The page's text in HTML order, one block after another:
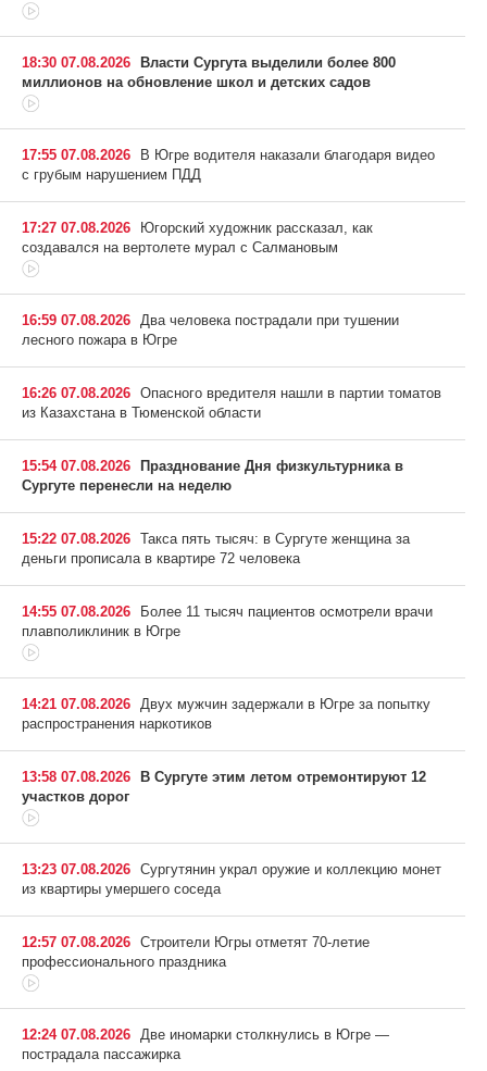
18:30 07.08.2026
Власти Сургута выделили более 800
миллионов на обновление школ и детских садов
17:55 07.08.2026
В Югре водителя наказали благодаря видео
с грубым нарушением ПДД
17:27 07.08.2026
Югорский художник рассказал, как
создавался на вертолете мурал с Салмановым
16:59 07.08.2026 Два человека пострадали при тушении
лесного пожара в Югре
16:26 07.08.2026 Опасного вредителя нашли в партии томатов
из Казахстана в Тюменской области
15:54 07.08.2026
Празднование Дня физкультурника в
Сургуте перенесли на неделю
15:22 07.08.2026 Такса пять тысяч: в Сургуте женщина за
деньги прописала в квартире 72 человека
14:55 07.08.2026
Более 11 тысяч пациентов осмотрели врачи
плавполиклиник в Югре
14:21 07.08.2026 Двух мужчин задержали в Югре за попытку
распространения наркотиков
13:58 07.08.2026
В Сургуте этим летом отремонтируют 12
участков дорог
13:23 07.08.2026 Сургутянин украл оружие и коллекцию монет
из квартиры умершего соседа
12:57 07.08.2026 Строители Югры отметят 70-летие
профессионального праздника
12:24 07.08.2026 Две иномарки столкнулись в Югре —
пострадала пассажирка